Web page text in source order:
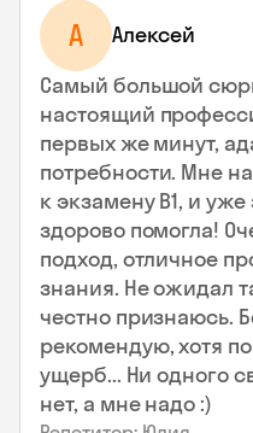
А Алексей
Самый большой
настоящий
первых же минут,
потребности. Мне
к экзамену В1, и
здорово помогла!
подход, отличное
знания. Не ожидал
честно признаюсь.
рекомендую, хотя
ущерб... Ни одного
нет, а мне надо :)